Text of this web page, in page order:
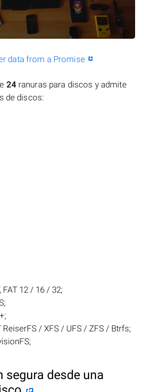
data from a Promise
24ranuras para discos y admite
de discos:
FAT 12 / 16 / 32;
/ XFS / UFS / ZFS / Btrfs;
segura desde una